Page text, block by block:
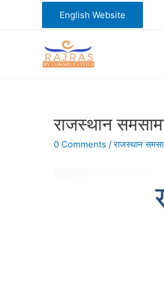
English Website
राजस्थान
0 Comments /राजस्थान